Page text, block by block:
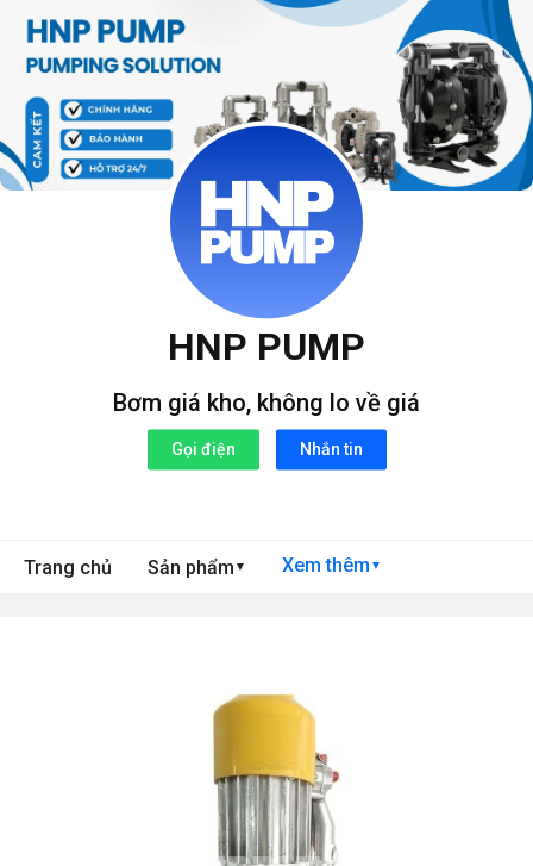
qua
dung
HNP PUMP
Bơm giá kho, không lo về giá
Gọi điện Nhắn tin
Trang chủ Sản phẩm ▼ Xem thêm ▼